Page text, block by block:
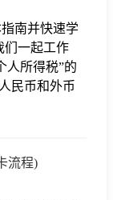
南并快速学
们一起工作
人所得税”的
民币和外币
流程)